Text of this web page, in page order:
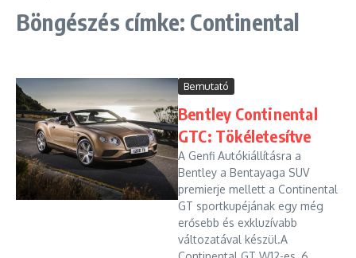
Böngészés címke: Continental
Bemutató
Bentley Continental
GTC: Tökéletesítve
A Genfi Autókiállításra a
Bentley a Bentayaga SUV
premierje mellett a Continental
GT sportkupéjának egy még
erősebb és exkluzívabb
változatával készül.A